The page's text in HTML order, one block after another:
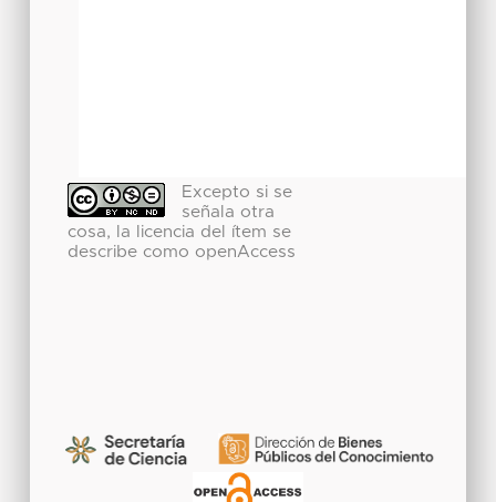
Excepto si se
señala otra
cosa, la licencia del ítem se
describe como openAccess